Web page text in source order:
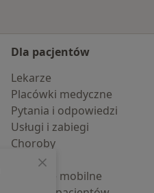
Dla pacjentów
Lekarze
Placówki medyczne
Pytania i odpowiedzi
Usługi i zabiegi
Choroby
Pomoc
Aplikacje mobilne